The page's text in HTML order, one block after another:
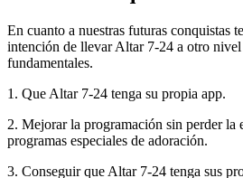
En cuanto a nuestras futuras conquistas
intención de llevar Altar 7-24 a otro nivel
fundamentales.
1. Que Altar 7-24 tenga su propia app.
2. Mejorar la programación sin perder la
programas especiales de adoración.
3. Conseguir que Altar 7-24 tenga sus